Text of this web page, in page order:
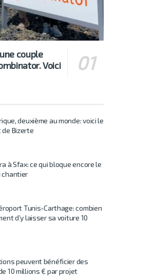
couple
Voici
deuxième au monde: voici le
Bizerte
à Sfax: ce qui bloque encore le
chantier
Tunis-Carthage: combien
d’y laisser sa voiture 10
peuvent bénéficier des
10 millions € par projet